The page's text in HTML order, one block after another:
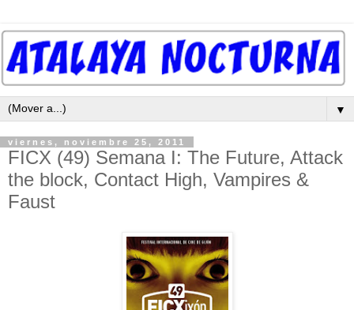
▼
viernes, noviembre 25, 2011
FICX (49) Semana I: The Future, Attack
the block, Contact High, Vampires &
Faust